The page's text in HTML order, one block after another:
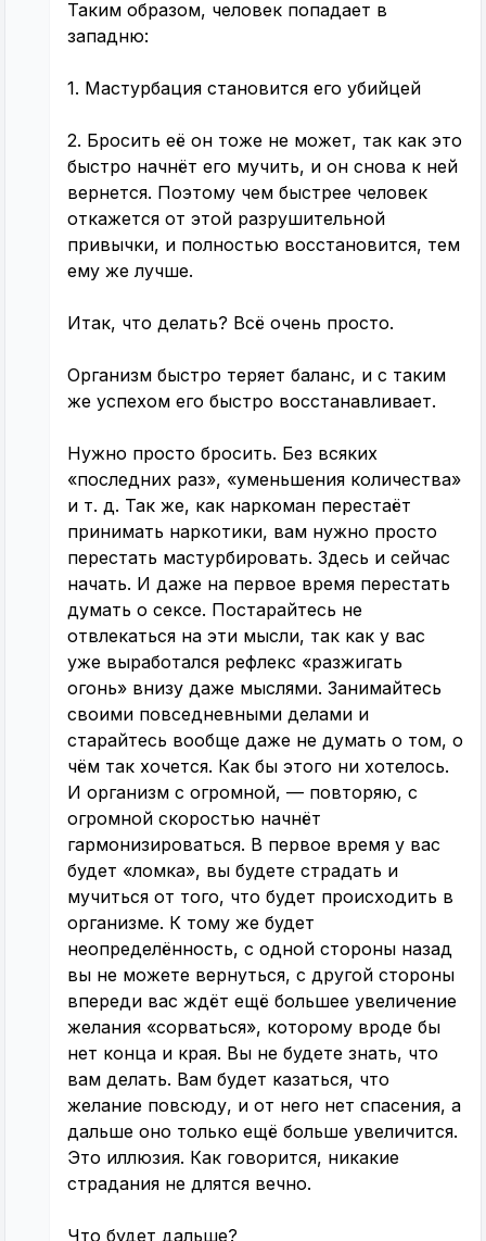
Таким образом, человек попадает в
западню:
1. Мастурбация становится его убийцей
2. Бросить её он тоже не может, так как это
быстро начнёт его мучить, и он снова к ней
вернется. Поэтому чем быстрее человек
откажется от этой разрушительной
привычки, и полностью восстановится, тем
ему же лучше.
Итак, что делать? Всё очень просто.
Организм быстро теряет баланс, и с таким
же успехом его быстро восстанавливает.
Нужно просто бросить. Без всяких
«последних раз», «уменьшения количества»
и т. д. Так же, как наркоман перестаёт
принимать наркотики, вам нужно просто
перестать мастурбировать. Здесь и сейчас
начать. И даже на первое время перестать
думать о сексе. Постарайтесь не
отвлекаться на эти мысли, так как у вас
уже выработался рефлекс «разжигать
огонь» внизу даже мыслями. Занимайтесь
своими повседневными делами и
старайтесь вообще даже не думать о том, о
чём так хочется. Как бы этого ни хотелось.
И организм с огромной, — повторяю, с
огромной скоростью начнёт
гармонизироваться. В первое время у вас
будет «ломка», вы будете страдать и
мучиться от того, что будет происходить в
организме. К тому же будет
неопределённость, с одной стороны назад
вы не можете вернуться, с другой стороны
впереди вас ждёт ещё большее увеличение
желания «сорваться», которому вроде бы
нет конца и края. Вы не будете знать, что
вам делать. Вам будет казаться, что
желание повсюду, и от него нет спасения, а
дальше оно только ещё больше увеличится.
Это иллюзия. Как говорится, никакие
страдания не длятся вечно.
Что будет дальше?